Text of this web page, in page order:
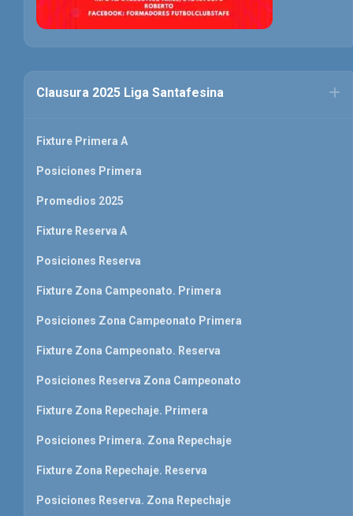
Clausura 2025 Liga Santafesina
Fixture Primera A
Posiciones Primera
Promedios 2025
Fixture Reserva A
Posiciones Reserva
Fixture Zona Campeonato. Primera
Posiciones Zona Campeonato Primera
Fixture Zona Campeonato. Reserva
Posiciones Reserva Zona Campeonato
Fixture Zona Repechaje. Primera
Posiciones Primera. Zona Repechaje
Fixture Zona Repechaje. Reserva
Posiciones Reserva. Zona Repechaje